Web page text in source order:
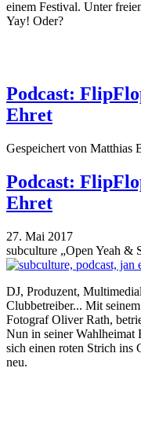
einem Festival. Unter
Yay! Oder?
Podcast:
Ehret
Gespeichert von Matthias
Podcast:
Ehret
27. Mai 2017
subculture „Open Yeah &
DJ, Produzent,
Clubbetreiber... Mit
Fotograf Oliver Rath,
Nun in seiner Wahlheimat
sich einen roten Strich ins
neu.